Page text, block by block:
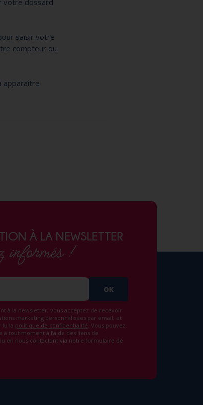
votre dossard
saisir votre
compteur ou
apparaître
À LA NEWSLETTER
informés !
OK
à la newsletter, vous acceptez de recevoir
marketing personnalisées par email, et
lu la politique de confidentialité. Vous pouvez
à tout moment à l’aide des liens de
en nous contactant via notre formulaire de